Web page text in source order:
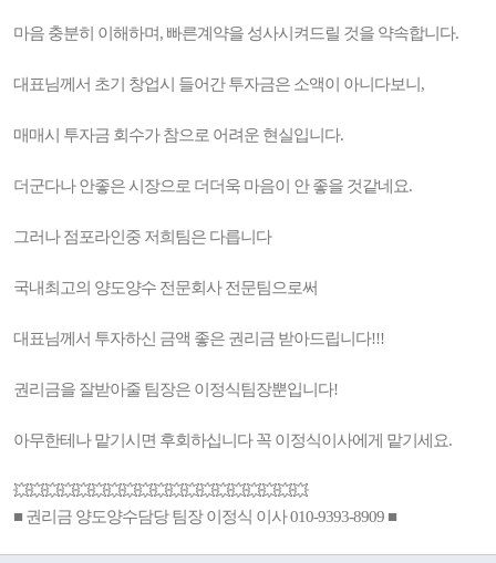
마음 충분히 이해하며, 빠른계약을 성사시켜드릴 것을 약속합니다.
대표님께서 초기 창업시 들어간 투자금은 소액이 아니다보니,
매매시 투자금 회수가 참으로 어려운 현실입니다.
더군다나 안좋은 시장으로 더더욱 마음이 안 좋을 것같네요.
그러나 점포라인중 저희팀은 다릅니다
국내최고의 양도양수 전문회사 전문팀으로써
대표님께서 투자하신 금액 좋은 권리금 받아드립니다!!!
권리금을 잘받아줄 팀장은 이정식팀장뿐입니다!
아무한테나 맡기시면 후회하십니다 꼭 이정식이사에게 맡기세요.
💥💥💥💥💥💥💥💥💥💥💥💥💥💥💥💥💥💥💥
■ 권리금 양도양수담당 팀장 이정식 이사 010-9393-8909 ■